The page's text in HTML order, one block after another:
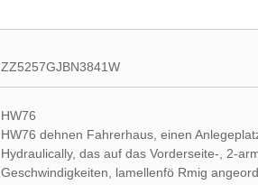
ZZ5257GJBN3841W
HW76
HW76 dehnen Fahrerhaus, einen
Hydraulically, das auf das Vorderseite-, 2-
Geschwindigkeiten, lamellenfö Rmig